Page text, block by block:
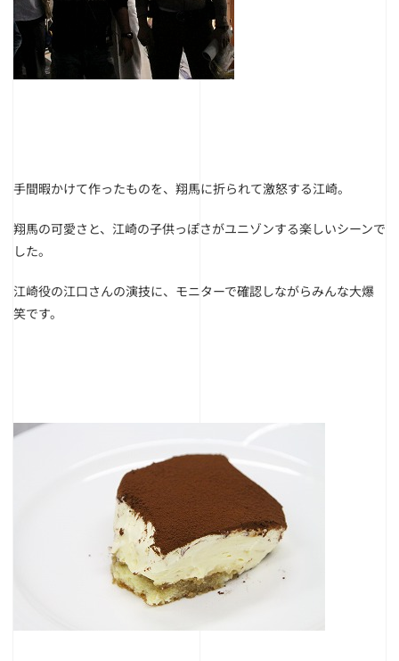
手間暇かけて作ったものを、翔馬に折られて激怒する江崎。
翔馬の可愛さと、江崎の子供っぽさがユニゾンする楽しいシーンで
した。
江崎役の江口さんの演技に、モニターで確認しながらみんな大爆
笑です。